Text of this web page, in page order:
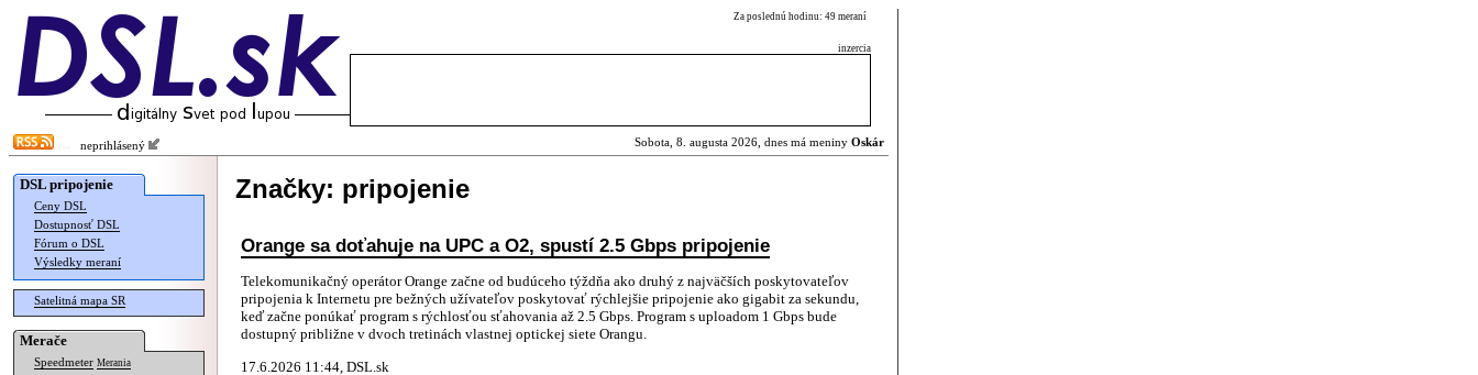
Za poslednú hodinu: 49 meraní
inzercia
neprihlásený Sobota, 8. augusta 2026, dnes má meniny Oskár
DSL pripojenie
Ceny DSL
Dostupnosť DSL
Fórum o DSL
Výsledky meraní
Satelitná mapa SR
Merače
Speedmeter Merania
Značky: pripojenie
Orange sa doťahuje na UPC a O2, spustí 2.5 Gbps pripojenie
Telekomunikačný operátor Orange začne od budúceho týždňa ako druhý z najväčších poskytovateľov
pripojenia k Internetu pre bežných užívateľov poskytovať rýchlejšie pripojenie ako gigabit za sekundu,
keď začne ponúkať program s rýchlosťou sťahovania až 2.5 Gbps. Program s uploadom 1 Gbps bude
dostupný približne v dvoch tretinách vlastnej optickej siete Orangu.
17.6.2026 11:44, DSL.sk